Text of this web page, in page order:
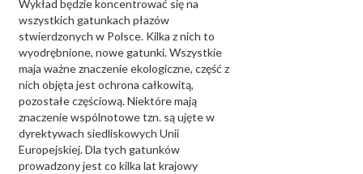
Wykład będzie koncentrować się na
wszystkich gatunkach płazów
stwierdzonych w Polsce. Kilka z nich to
wyodrębnione, nowe gatunki. Wszystkie
maja ważne znaczenie ekologiczne, część z
nich objęta jest ochrona całkowitą,
pozostałe częściową. Niektóre mają
znaczenie wspólnotowe tzn. są ujęte w
dyrektywach siedliskowych Unii
Europejskiej. Dla tych gatunków
prowadzony jest co kilka lat krajowy